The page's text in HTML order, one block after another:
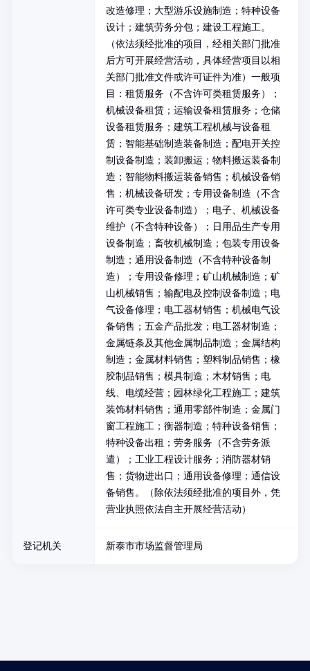
改造修理；大型游乐设施制造；特种设备
设计；建筑劳务分包；建设工程施工。
（依法须经批准的项目，经相关部门批准
后方可开展经营活动，具体经营项目以相
关部门批准文件或许可证件为准）一般项
目：租赁服务（不含许可类租赁服务）；
机械设备租赁；运输设备租赁服务；仓储
设备租赁服务；建筑工程机械与设备租
赁；智能基础制造装备制造；配电开关控
制设备制造；装卸搬运；物料搬运装备制
造；智能物料搬运装备销售；机械设备销
售；机械设备研发；专用设备制造（不含
许可类专业设备制造）；电子、机械设备
维护（不含特种设备）；日用品生产专用
设备制造；畜牧机械制造；包装专用设备
制造；通用设备制造（不含特种设备制
造）；专用设备修理；矿山机械制造；矿
山机械销售；输配电及控制设备制造；电
气设备修理；电工器材销售；机械电气设
备销售；五金产品批发；电工器材制造；
金属链条及其他金属制品制造；金属结构
制造；金属材料销售；塑料制品销售；橡
胶制品销售；模具制造；木材销售；电
线、电缆经营；园林绿化工程施工；建筑
装饰材料销售；通用零部件制造；金属门
窗工程施工；衡器制造；特种设备销售；
特种设备出租；劳务服务（不含劳务派
遣）；工业工程设计服务；消防器材销
售；货物进出口；通用设备修理；通信设
备销售。（除依法须经批准的项目外，凭
营业执照依法自主开展经营活动）
登记机关 新泰市市场监督管理局